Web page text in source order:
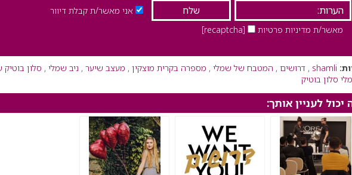
אני מאשר/ת קבלת דיוור
מאשר/ת מדיניות פרטיות
[recaptcha]
shamli
, דרושים , המטבח של שמלי , מספרה בקרית מוצקין , מעצב שיער , ניב שמלי , סלון בוטיק
סלון בוטיק
יכול לעניין אותך: